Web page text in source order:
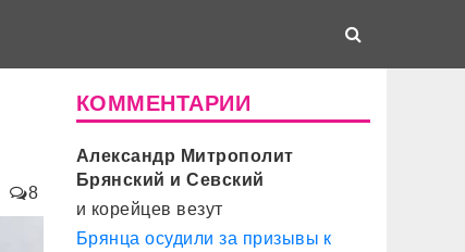
8
КОММЕНТАРИИ
Александр Митрополит
Брянский и Севский
и корейцев везут
Брянца осудили за призывы к